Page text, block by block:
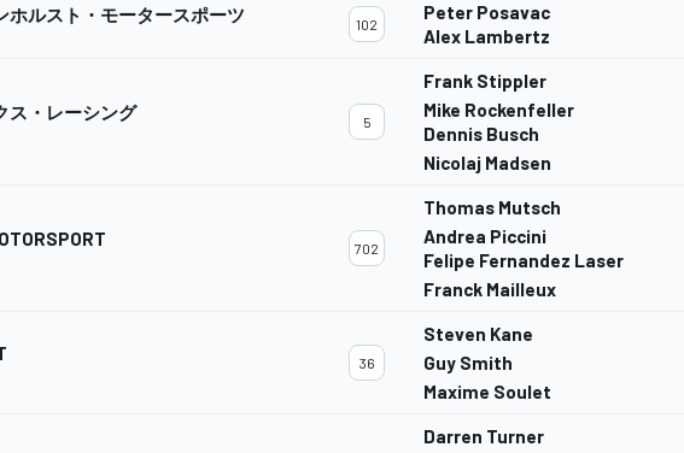
ホルスト・モータースポーツ 102
Peter Posavac
Alex Lambertz
ス・レーシング 5
Frank Stippler
Mike Rockenfeller
Dennis Busch
Nicolaj Madsen
702
Thomas Mutsch
Andrea Piccini
Felipe Fernandez Laser
Franck Mailleux
36
Steven Kane
Guy Smith
Maxime Soulet
Darren Turner